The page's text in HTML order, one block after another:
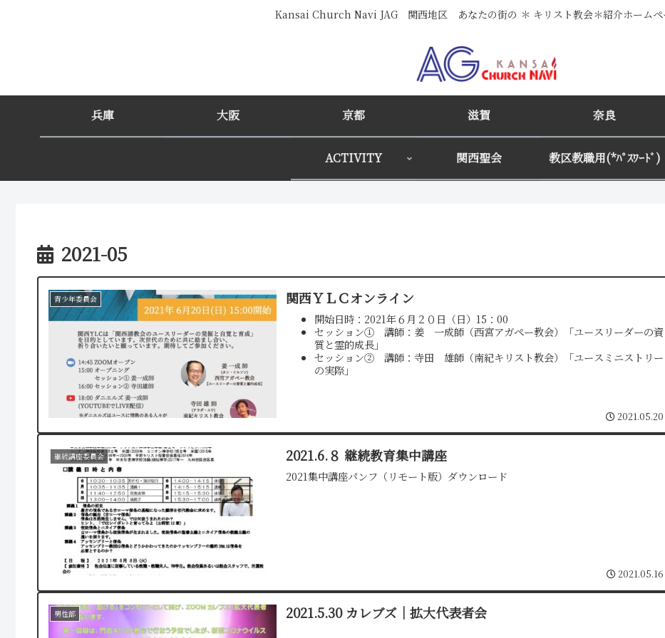
Kansai Church Navi JAG 関西地区 あなたの街の ＊ キリスト教会＊紹介ホームペ
兵庫 大阪 京都 滋賀 奈良
ACTIVITY 関西聖会 教区教職用(*ﾊﾟｽﾜｰﾄﾞ)
2021-05
青少年委員会 関西ＹＬＣオンライン
開始日時：2021年６月２０日（日）15：00
セッション① 講師：姜 一成師（西宮アガペー教会）「ユースリーダーの資
質と霊的成長」
セッション② 講師：寺田 雄師（南紀キリスト教会）「ユースミニストリー
の実際」
2021.05.20
継続講座委員会 2021.6.８ 継続教育集中講座
2021集中講座パンフ（リモート版）ダウンロード
2021.05.16
男性部 2021.5.30 カレブズ｜拡大代表者会